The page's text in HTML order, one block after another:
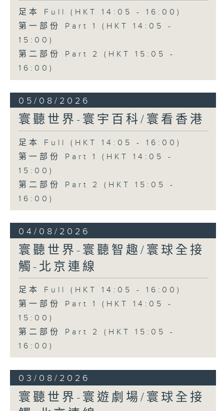
足本 Full (HKT 14:05 - 16:00)
第一部份 Part 1 (HKT 14:05 -
15:00)
第二部份 Part 2 (HKT 15:05 -
16:00)
05/08/2026
寰聽世界-寰宇百科/寰看香港
足本 Full (HKT 14:05 - 16:00)
第一部份 Part 1 (HKT 14:05 -
15:00)
第二部份 Part 2 (HKT 15:05 -
16:00)
04/08/2026
寰聽世界-寰聽智趣/寰球全接
觸-北京連線
足本 Full (HKT 14:05 - 16:00)
第一部份 Part 1 (HKT 14:05 -
15:00)
第二部份 Part 2 (HKT 15:05 -
16:00)
03/08/2026
寰聽世界-寰遊劇場/寰球全接